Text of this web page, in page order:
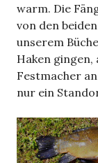
warm. Die
von den
unserem
Haken gingen,
Festmacher
nur ein